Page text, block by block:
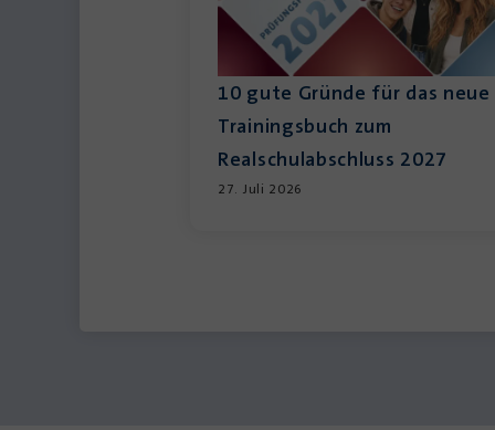
10 gute Gründe für das neue
Trainingsbuch zum
Realschulabschluss 2027
27. Juli 2026